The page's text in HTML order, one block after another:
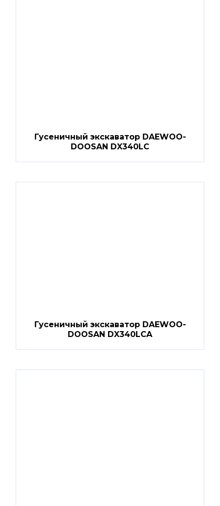
Гусеничный экскаватор DAEWOO-
DOOSAN DX340LC
Гусеничный экскаватор DAEWOO-
DOOSAN DX340LCA